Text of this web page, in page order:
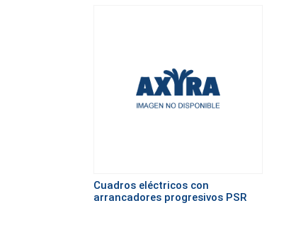
Cuadros eléctricos con
arrancadores progresivos PSR